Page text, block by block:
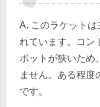
A. このラケットは
れています。コン
ポットが狭いため
ません。ある程度
です。